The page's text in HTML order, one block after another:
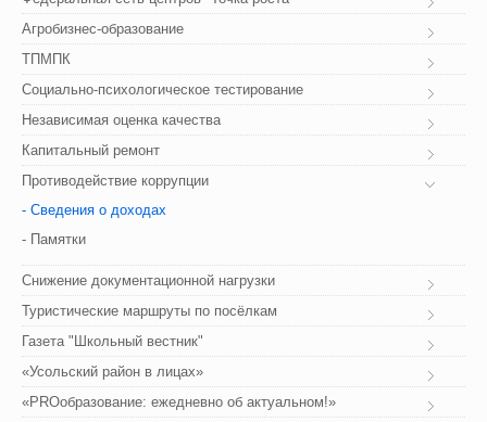
Агробизнес-образование
ТПМПК
Социально-психологическое тестирование
Независимая оценка качества
Капитальный ремонт
Противодействие коррупции
- Сведения о доходах
- Памятки
Снижение документационной нагрузки
Туристические маршруты по посёлкам
Газета "Школьный вестник"
«Усольский район в лицах»
«PROобразование: ежедневно об актуальном!»